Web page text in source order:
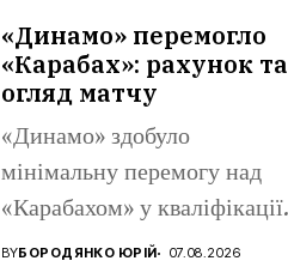
«Динамо» перемогло
«Карабах»: рахунок та
огляд матчу
«Динамо» здобуло
мінімальну перемогу над
«Карабахом» у кваліфікації
Ліги конференцій. Матвій
BYБОРОДЯНКО ЮРІЙ 07.08.2026